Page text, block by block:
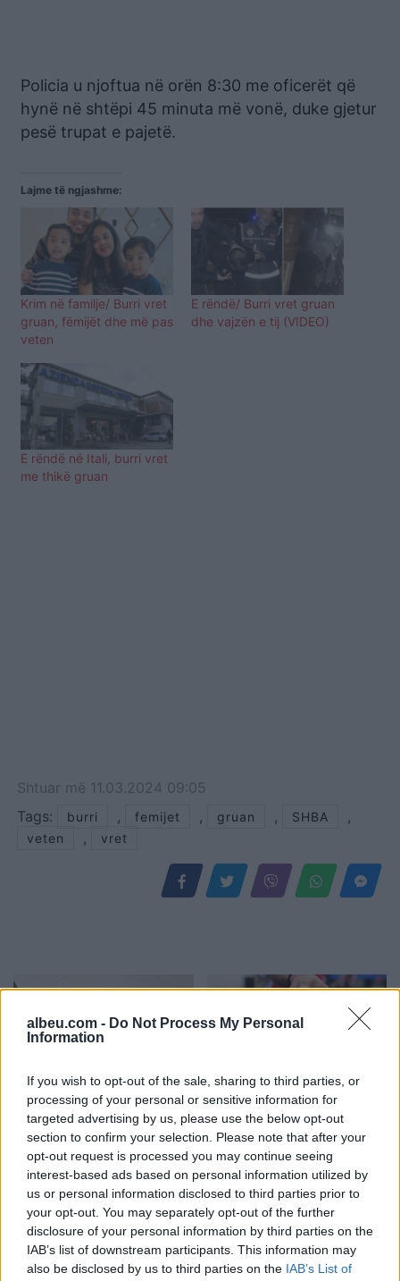
albeu.com - Do Not Process My Personal
Information
If you wish to opt-out of the sale, sharing to third parties, or
processing of your personal or sensitive information for
targeted advertising by us, please use the below opt-out
section to confirm your selection. Please note that after your
opt-out request is processed you may continue seeing
interest-based ads based on personal information utilized by
us or personal information disclosed to third parties prior to
your opt-out. You may separately opt-out of the further
disclosure of your personal information by third parties on the
IAB’s list of downstream participants. This information may
also be disclosed by us to third parties on the IAB’s List of
Policia u njoftua në orën 8:30 me oficerët që
hynë në shtëpi 45 minuta më vonë, duke gjetur
pesë trupat e pajetë.
Lajme të ngjashme:
Krim në familje/ Burri vret
gruan, fëmijët dhe më pas
veten
E rëndë/ Burri vret gruan
dhe vajzën e tij (VIDEO)
E rëndë në Itali, burri vret
me thikë gruan
Shtuar më 11.03.2024 09:05
Tags:
burri , femijet , gruan , SHBA ,
veten , vret
Kërcënim me bombë në
Milano, gjashtë qendra
tregtare zbrazen pas
mesazhit me email
SHBA ndal përkohësisht
avokadot nga Meksika
pas arrestimit të krerëve
të grupeve kriminale